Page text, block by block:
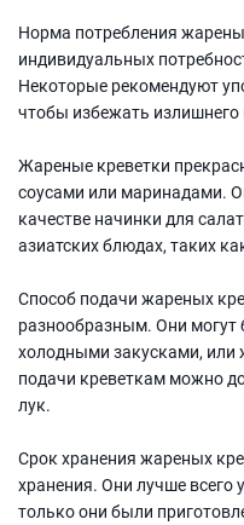
Норма потребления
индивидуальных
Некоторые рекомендуют
чтобы избежать
Жареные креветки
соусами или маринадами.
качестве начинки для
азиатских блюдах, таких
Способ подачи жареных
разнообразным. Они
холодными закусками,
подачи креветкам можно
лук.
Срок хранения жареных
хранения. Они лучше всего
только они были